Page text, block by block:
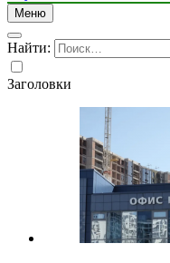
Меню
Найти:
Заголовки